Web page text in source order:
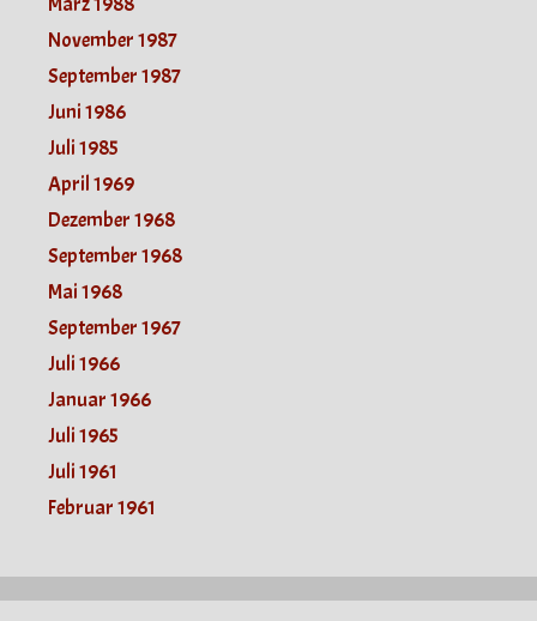
November 1987
September 1987
Juni 1986
Juli 1985
April 1969
Dezember 1968
September 1968
Mai 1968
September 1967
Juli 1966
Januar 1966
Juli 1965
Juli 1961
Februar 1961